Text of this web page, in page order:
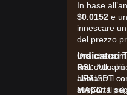
In base
$0.0152 e
innescare
del prezzo
Indicatori
RSI:
abbiano il
MACD:Il
Ora che
una delle
UP/USDT
supporta più